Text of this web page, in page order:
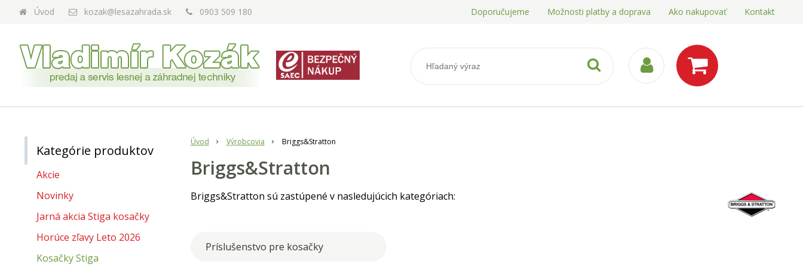
Úvod kozak@lesazahrada.sk 0903 509 180 Doporučujeme Možnosti platby a doprava Ako nakupovať Kontakt
Úvod Výrobcovia Briggs&Stratton
Briggs&Stratton
Briggs&Stratton sú zastúpené v nasledujúcich kategóriach:
Príslušenstvo pre kosačky
Kategórie produktov
Akcie
Novinky
Jarná akcia Stiga kosačky
Horúce zľavy Leto 2026
Kosačky Stiga